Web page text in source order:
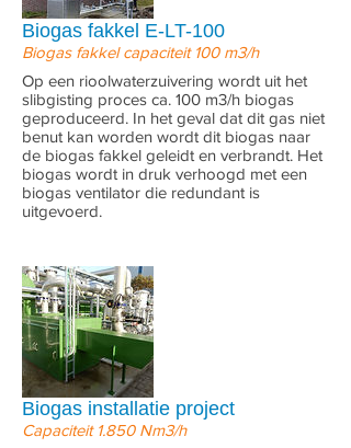
Biogas fakkel E-LT-100
Biogas fakkel capaciteit 100 m3/h
Op een rioolwaterzuivering wordt uit het
slibgisting proces ca. 100 m3/h biogas
geproduceerd. In het geval dat dit gas niet
benut kan worden wordt dit biogas naar
de biogas fakkel geleidt en verbrandt. Het
biogas wordt in druk verhoogd met een
biogas ventilator die redundant is
uitgevoerd.
Biogas installatie project
Capaciteit 1.850 Nm3/h